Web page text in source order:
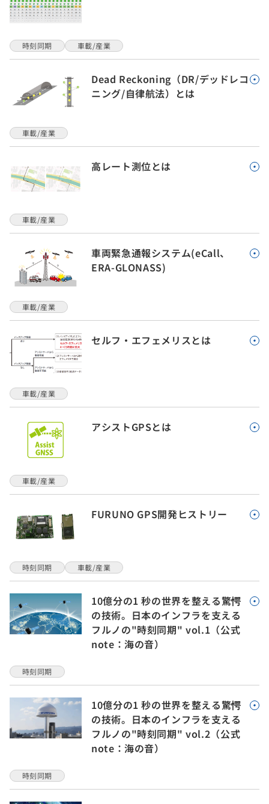
時刻同期 車載/産業
Dead Reckoning（DR/デッドレコ
ニング/自律航法）とは
車載/産業
高レート測位とは
車載/産業
車両緊急通報システム(eCall、
ERA-GLONASS)
車載/産業
セルフ・エフェメリスとは
車載/産業
アシストGPSとは
車載/産業
FURUNO GPS開発ヒストリー
時刻同期 車載/産業
10億分の1 秒の世界を整える驚愕
の技術。日本のインフラを支える
フルノの"時刻同期" vol.1（公式
note：海の音）
時刻同期
10億分の1 秒の世界を整える驚愕
の技術。日本のインフラを支える
フルノの"時刻同期" vol.2（公式
note：海の音）
時刻同期